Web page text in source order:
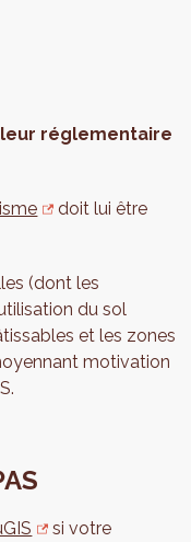
réglementaire
doit lui être
(dont les
du sol
et les zones
motivation
si votre